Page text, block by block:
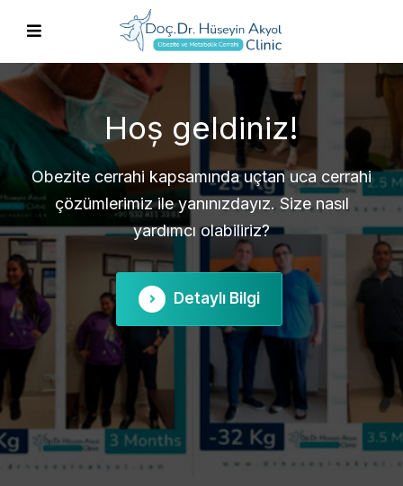
Obezite ve Metabolik
Cerrahi
Tüp mide, gastrik bypass, revizyon cerrahisi ve
daha fazlası hakkında bilgi için iletişime geçin.